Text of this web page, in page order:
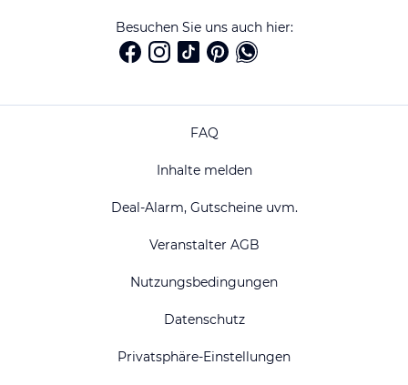
Besuchen Sie uns auch hier:
FAQ
Inhalte melden
Deal-Alarm, Gutscheine uvm.
Veranstalter AGB
Nutzungsbedingungen
Datenschutz
Privatsphäre-Einstellungen